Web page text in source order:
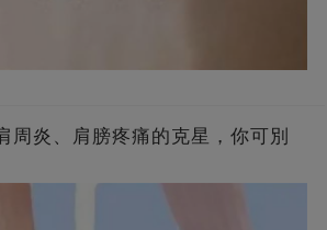
周炎、肩膀疼痛的克星，你可別